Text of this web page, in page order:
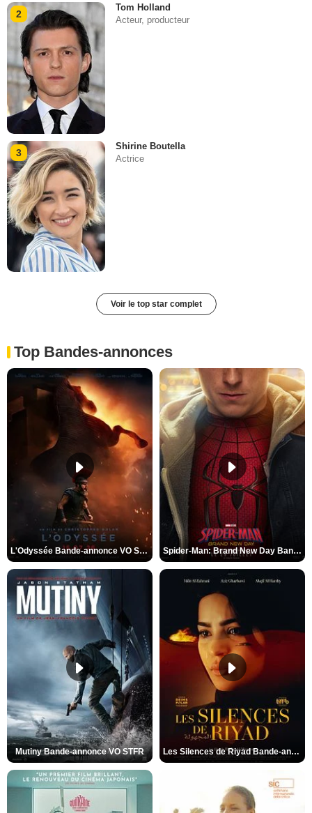
2
Tom Holland
Acteur, producteur
3
Shirine Boutella
Actrice
Voir le top star complet
Top Bandes-annonces
L'Odyssée Bande-annonce VO STFR Spider-Man: Brand New Day Bande-annonce VO STFR
Mutiny Bande-annonce VO STFR Les Silences de Riyad Bande-annonce VO STFR